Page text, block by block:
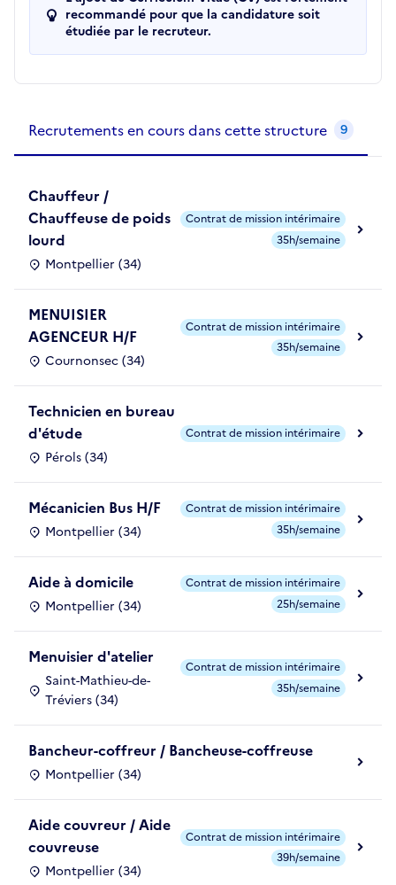
recommandé pour que la candidature soit
étudiée par le recruteur.
Recrutements en cours dans cette structure 9
Chauffeur /
Chauffeuse de poids
lourd
Montpellier (34)
Contrat de mission intérimaire
35h/semaine
MENUISIER
AGENCEUR H/F
Cournonsec (34)
Contrat de mission intérimaire
35h/semaine
Technicien en bureau
d'étude
Pérols (34)
Contrat de mission intérimaire
Mécanicien Bus H/F
Montpellier (34)
Contrat de mission intérimaire
35h/semaine
Aide à domicile
Montpellier (34)
Contrat de mission intérimaire
25h/semaine
Menuisier d'atelier
Saint-Mathieu-de-
Tréviers (34)
Contrat de mission intérimaire
35h/semaine
Bancheur-coffreur / Bancheuse-coffreuse
Montpellier (34)
Aide couvreur / Aide
couvreuse
Montpellier (34)
Contrat de mission intérimaire
39h/semaine